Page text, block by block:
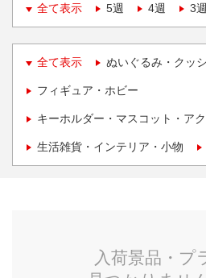
全て表示
5週 4週 3週
全て表示 ぬいぐるみ・クッ
フィギュア・ホビー
キーホルダー・マスコット・ア
生活雑貨・インテリア・小物